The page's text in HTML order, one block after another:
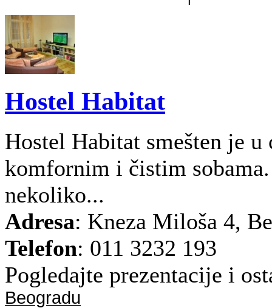
Hostel Habitat
Hostel Habitat smešten je u
komfornim i čistim
nekoliko...
Adresa: Kneza Miloša 4,
Telefon: 011 3232 193
Pogledajte prezentacije i
Beogradu